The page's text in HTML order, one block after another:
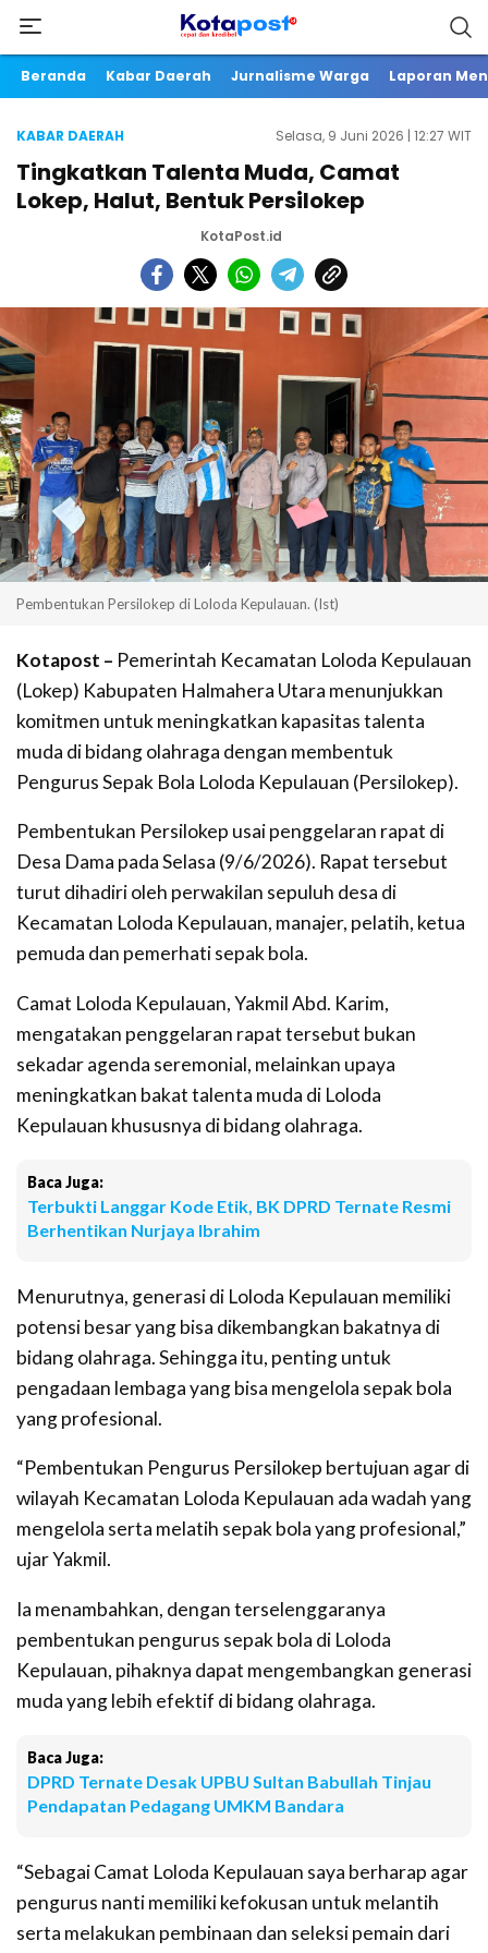
Beranda Kabar Daerah Jurnalisme Warga Laporan
KABAR DAERAH Selasa, 9 Juni 2026 | 12:27 WIT
Tingkatkan Talenta Muda, Camat
Lokep, Halut, Bentuk Persilokep
KotaPost.id
Pembentukan Persilokep di Loloda Kepulauan. (Ist)
Kotapost – Pemerintah Kecamatan Loloda Kepulauan
(Lokep) Kabupaten Halmahera Utara menunjukkan
komitmen untuk meningkatkan kapasitas talenta
muda di bidang olahraga dengan membentuk
Pengurus Sepak Bola Loloda Kepulauan (Persilokep).
Pembentukan Persilokep usai penggelaran rapat di
Desa Dama pada Selasa (9/6/2026). Rapat tersebut
turut dihadiri oleh perwakilan sepuluh desa di
Kecamatan Loloda Kepulauan, manajer, pelatih, ketua
pemuda dan pemerhati sepak bola.
Camat Loloda Kepulauan, Yakmil Abd. Karim,
mengatakan penggelaran rapat tersebut bukan
sekadar agenda seremonial, melainkan upaya
meningkatkan bakat talenta muda di Loloda
Kepulauan khususnya di bidang olahraga.
Baca Juga:
Terbukti Langgar Kode Etik, BK DPRD Ternate Resmi
Berhentikan Nurjaya Ibrahim
Menurutnya, generasi di Loloda Kepulauan memiliki
potensi besar yang bisa dikembangkan bakatnya di
bidang olahraga. Sehingga itu, penting untuk
pengadaan lembaga yang bisa mengelola sepak bola
yang profesional.
“Pembentukan Pengurus Persilokep bertujuan agar di
wilayah Kecamatan Loloda Kepulauan ada wadah yang
mengelola serta melatih sepak bola yang profesional,”
ujar Yakmil.
Ia menambahkan, dengan terselenggaranya
pembentukan pengurus sepak bola di Loloda
Kepulauan, pihaknya dapat mengembangkan generasi
muda yang lebih efektif di bidang olahraga.
Baca Juga:
DPRD Ternate Desak UPBU Sultan Babullah Tinjau
Pendapatan Pedagang UMKM Bandara
“Sebagai Camat Loloda Kepulauan saya berharap agar
pengurus nanti memiliki kefokusan untuk melantih
serta melakukan pembinaan dan seleksi pemain dari